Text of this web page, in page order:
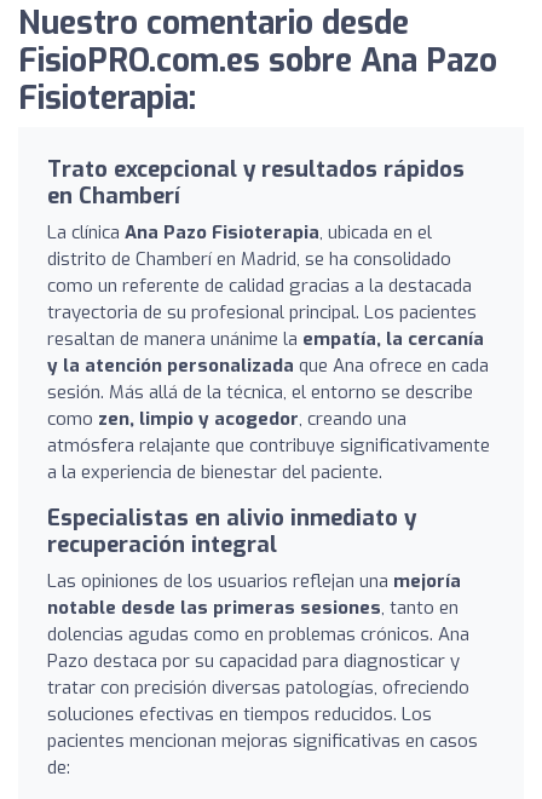
Nuestro comentario desde
FisioPRO.com.es sobre Ana Pazo
Fisioterapia:
Trato excepcional y resultados rápidos
en Chamberí
La clínica Ana Pazo Fisioterapia, ubicada en el
distrito de Chamberí en Madrid, se ha consolidado
como un referente de calidad gracias a la destacada
trayectoria de su profesional principal. Los pacientes
resaltan de manera unánime la empatía, la cercanía
y la atención personalizada que Ana ofrece en cada
sesión. Más allá de la técnica, el entorno se describe
como zen, limpio y acogedor, creando una
atmósfera relajante que contribuye significativamente
a la experiencia de bienestar del paciente.
Especialistas en alivio inmediato y
recuperación integral
Las opiniones de los usuarios reflejan una mejoría
notable desde las primeras sesiones, tanto en
dolencias agudas como en problemas crónicos. Ana
Pazo destaca por su capacidad para diagnosticar y
tratar con precisión diversas patologías, ofreciendo
soluciones efectivas en tiempos reducidos. Los
pacientes mencionan mejoras significativas en casos
de: